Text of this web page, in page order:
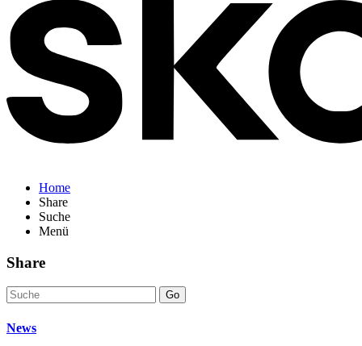
Home
Share
Suche
Menü
Share
Go
News